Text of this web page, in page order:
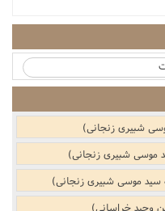
شبیری زنجانی)
موسی شبیری زنجانی)
سید موسی شبیری زنجانی)
وحید خراسانی)